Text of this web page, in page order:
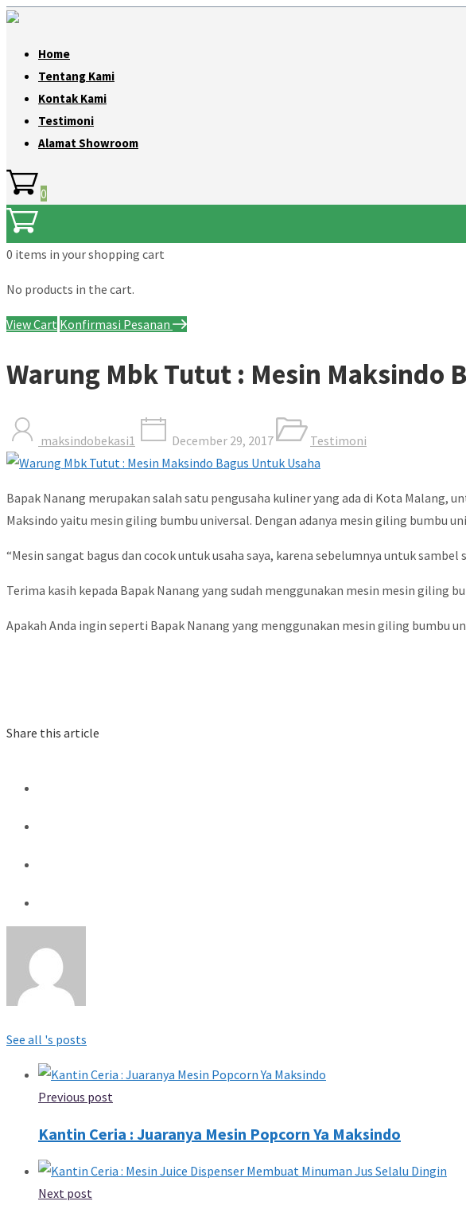
Home
Tentang Kami
Kontak Kami
Testimoni
Alamat Showroom
0
0 items in your shopping cart
No products in the cart.
View Cart Konfirmasi Pesanan
Warung Mbk Tutut : Mesin Maksindo
maksindobekasi1 December 29, 2017 Testimoni
Bapak Nanang merupakan salah satu pengusaha kuliner yang ada di Kota Malang,
Maksindo yaitu mesin giling bumbu universal. Dengan adanya mesin giling bumbu
“Mesin sangat bagus dan cocok untuk usaha saya, karena sebelumnya untuk
Terima kasih kepada Bapak Nanang yang sudah menggunakan mesin mesin giling
Apakah Anda ingin seperti Bapak Nanang yang menggunakan mesin giling
Share this article
See all 's posts
Previous post
Kantin Ceria : Juaranya Mesin Popcorn Ya Maksindo
Next post